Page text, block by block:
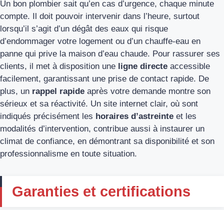
Un bon plombier sait qu’en cas d’urgence, chaque minute
compte. Il doit pouvoir intervenir dans l’heure, surtout
lorsqu’il s’agit d’un dégât des eaux qui risque
d’endommager votre logement ou d’un chauffe-eau en
panne qui prive la maison d’eau chaude. Pour rassurer ses
clients, il met à disposition une ligne directe accessible
facilement, garantissant une prise de contact rapide. De
plus, un rappel rapide après votre demande montre son
sérieux et sa réactivité. Un site internet clair, où sont
indiqués précisément les horaires d’astreinte et les
modalités d’intervention, contribue aussi à instaurer un
climat de confiance, en démontrant sa disponibilité et son
professionnalisme en toute situation.
Garanties et certifications